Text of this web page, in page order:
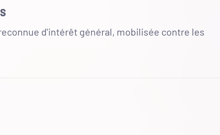
reconnue d'intérêt général, mobilisée contre les